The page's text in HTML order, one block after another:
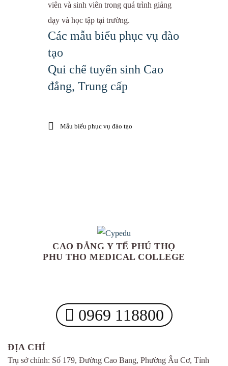
viên và sinh viên trong quá trình giảng
dạy và học tập tại trường.
Các mẫu biểu phục vụ đào
tạo
Qui chế tuyển sinh Cao
đẳng, Trung cấp
Mẫu biểu phục vụ đào tạo
CAO ĐẲNG Y TẾ PHÚ THỌ
PHU THO MEDICAL COLLEGE
0969 118800
ĐỊA CHỈ
Trụ sở chính: Số 179, Đường Cao Bang, Phường Âu Cơ, Tỉnh